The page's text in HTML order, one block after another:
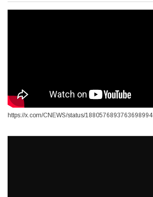
https://x.com/CNEWS/status/1880576893763698994